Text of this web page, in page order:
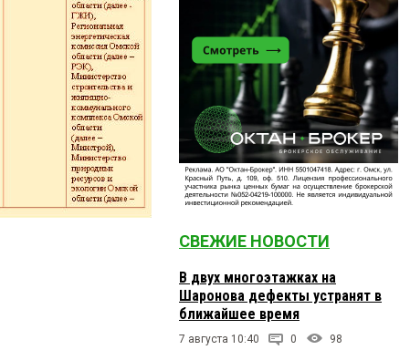
СВЕЖИЕ НОВОСТИ
В двух многоэтажках на
Шаронова дефекты устранят в
ближайшее время
7 августа 10:40 0 98